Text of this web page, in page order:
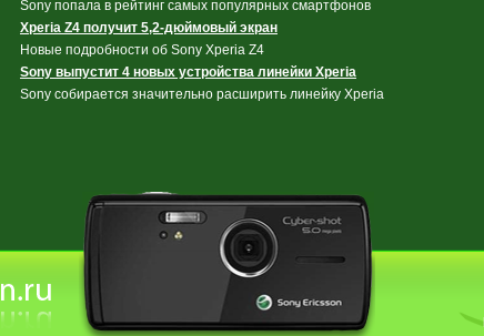
Sony попала в рейтинг самых популярных смартфонов
Xperia Z4 получит 5,2-дюймовый экран
Новые подробности об Sony Xperia Z4
Sony выпустит 4 новых устройства линейки Xperia
Sony собирается значительно расширить линейку Xperia